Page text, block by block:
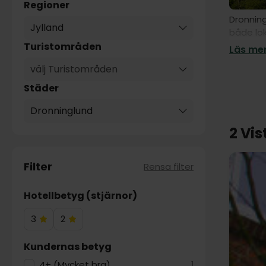
Regioner
Jylland
Turistområden
välj Turistområden
Städer
Dronninglund
Filter Rensa filter
Hotellbetyg (stjärnor)
3
3
2
2
Kundernas betyg
både
ett
Här
Läs
2